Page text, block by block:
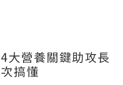
狀況，像是變得容易累、變胖、
會變差呢？ 代謝變差原因1：年
大營養關鍵助攻長
搞懂